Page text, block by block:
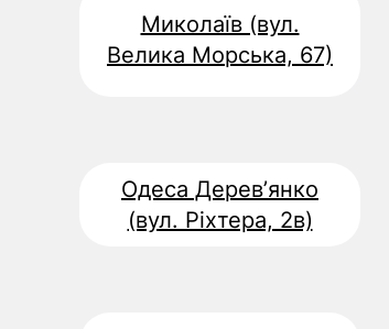
Миколаїв (вул.
Велика Морська, 67)
Одеса Деревʼянко
(вул. Ріхтера, 2в)